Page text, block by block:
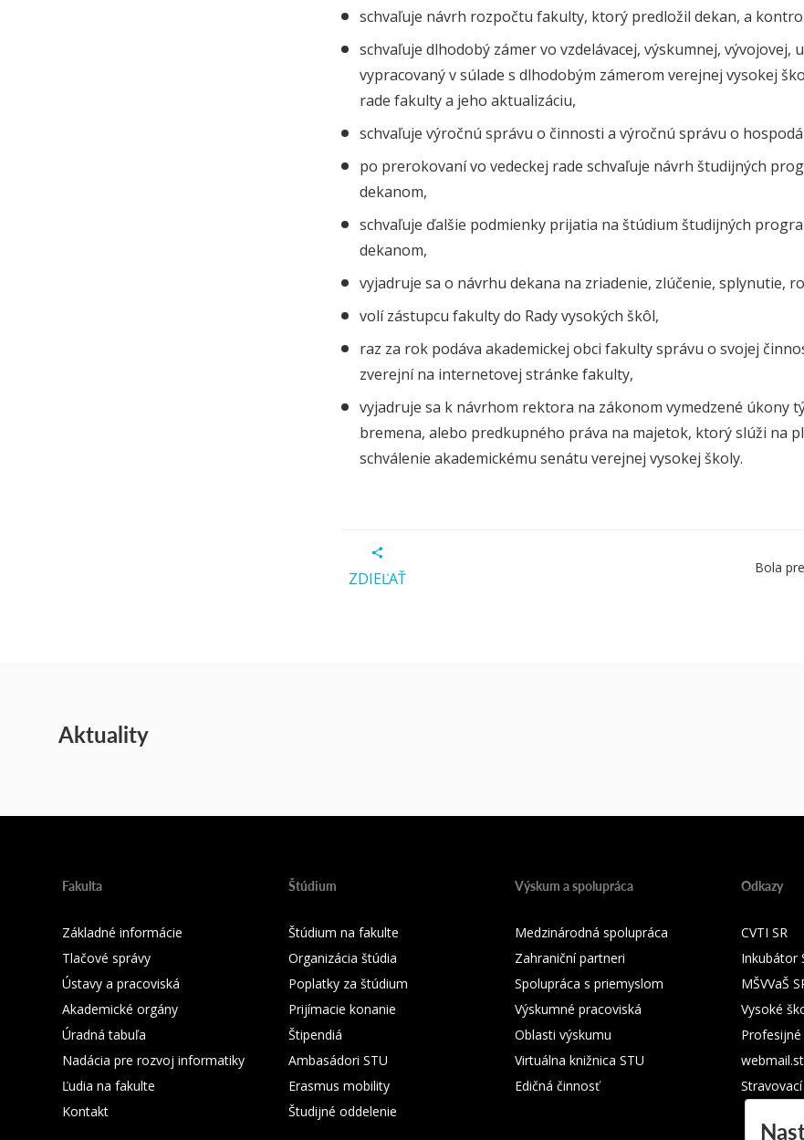
schvaľuje návrh rozpočtu fakulty, ktorý predložil dekan, a
schvaľuje dlhodobý zámer vo vzdelávacej, výskumnej,
vypracovaný v súlade s dlhodobým zámerom verejnej vysokej
rade fakulty a jeho aktualizáciu,
schvaľuje výročnú správu o činnosti a výročnú správu o
po prerokovaní vo vedeckej rade schvaľuje návrh študijných
dekanom,
schvaľuje ďalšie podmienky prijatia na štúdium študijných
dekanom,
vyjadruje sa o návrhu dekana na zriadenie, zlúčenie, splynutie,
volí zástupcu fakulty do Rady vysokých škôl,
raz za rok podáva akademickej obci fakulty správu o svojej
zverejní na internetovej stránke fakulty,
vyjadruje sa k návrhom rektora na zákonom vymedzené úkony
bremena, alebo predkupného práva na majetok, ktorý slúži na
schválenie akademickému senátu verejnej vysokej školy.
ZDIEĽAŤ
Bola
Aktuality
Fakulta
Základné informácie
Tlačové správy
Ústavy a pracoviská
Akademické orgány
Úradná tabuľa
Nadácia pre rozvoj informatiky
Ľudia na fakulte
Kontakt
Štúdium
Štúdium na fakulte
Organizácia štúdia
Poplatky za štúdium
Prijímacie konanie
Štipendiá
Ambasádori STU
Erasmus mobility
Študijné oddelenie
Výskum a spolupráca
Medzinárodná spolupráca
Zahraniční partneri
Spolupráca s priemyslom
Výskumné pracoviská
Oblasti výskumu
Virtuálna knižnica STU
Edičná činnosť
Odkazy
CVTI SR
Inkubátor
MŠVVaŠ
Vysoké